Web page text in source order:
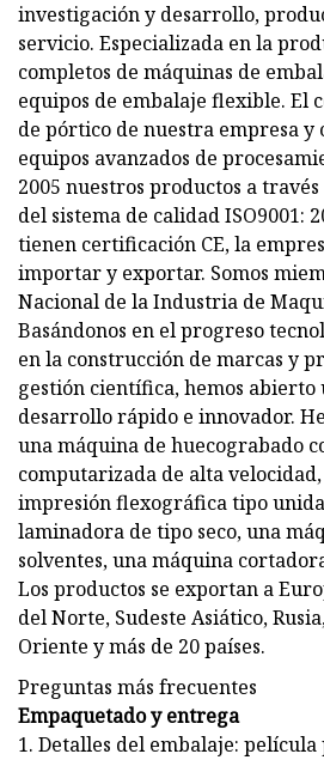
investigación y desarrollo,
servicio. Especializada en la
completos de máquinas de
equipos de embalaje flexible. El
de pórtico de nuestra empresa y
equipos avanzados de
2005 nuestros productos a
del sistema de calidad ISO9001:
tienen certificación CE, la
importar y exportar. Somos
Nacional de la Industria de
Basándonos en el progreso
en la construcción de marcas y
gestión científica, hemos abierto
desarrollo rápido e innovador.
una máquina de huecograbado
computarizada de alta
impresión flexográfica tipo
laminadora de tipo seco, una
solventes, una máquina
Los productos se exportan a
del Norte, Sudeste Asiático,
Oriente y más de 20 países.
Preguntas más frecuentes
Empaquetado y entrega
1. Detalles del embalaje: película